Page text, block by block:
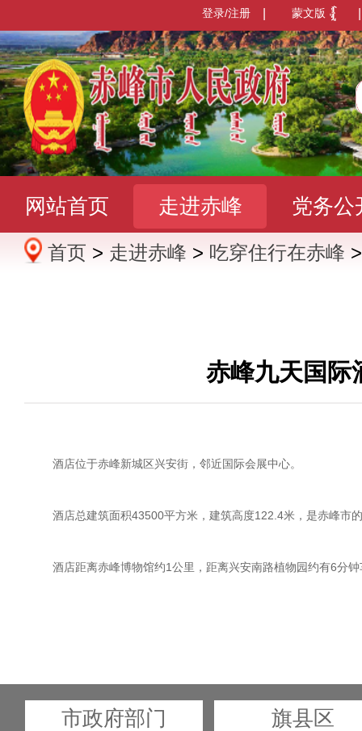
蒙文版
登录/注册
网站首页 走进赤峰 党务公
办事服务 政民互动 数据发
首页 > 走进赤峰 > 吃穿住行在赤峰
赤峰九天国际
酒店位于赤峰新城区兴安街，邻近国际会展中心。
酒店总建筑面积43500平方米，建筑高度122.4米，是赤峰市
酒店距离赤峰博物馆约1公里，距离兴安南路植物园约有6分钟
市政府部门 旗县区